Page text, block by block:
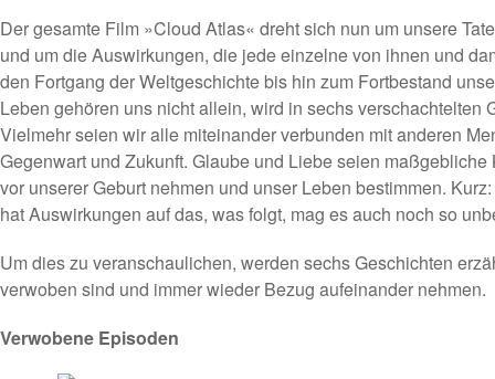
Der gesamte Film »Cloud Atlas« dreht sich nun um unsere
und um die Auswirkungen, die jede einzelne von ihnen und
den Fortgang der Weltgeschichte bis hin zum Fortbestand
Leben gehören uns nicht allein, wird in sechs verschachtelten
Vielmehr seien wir alle miteinander verbunden mit anderen
Gegenwart und Zukunft. Glaube und Liebe seien
vor unserer Geburt nehmen und unser Leben bestimmen.
hat Auswirkungen auf das, was folgt, mag es auch noch so
Um dies zu veranschaulichen, werden sechs Geschichten
verwoben sind und immer wieder Bezug aufeinander nehmen.
Verwobene Episoden